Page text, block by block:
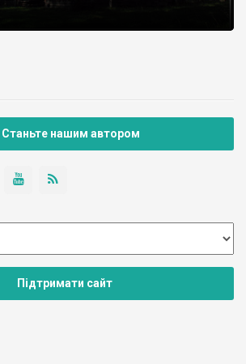
Станьте нашим автором
Підтримати сайт